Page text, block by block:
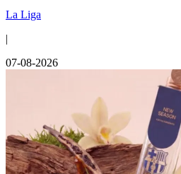
La Liga
|
07-08-2026